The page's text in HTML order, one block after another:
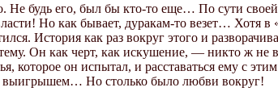
Не будь его, был бы кто-то еще… По сути
Но как бывает, дуракам-то везет… Хотя в
История как раз вокруг этого и
Он как черт, как искушение, — никто ж не
которое он испытал, и расставаться ему с
выигрышем… Но столько было любви вокруг!